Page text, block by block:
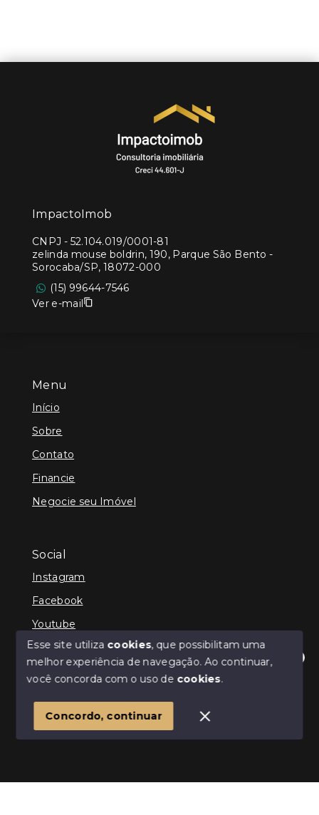
Menu
Início
Sobre
Contato
Financie
Negocie seu Imóvel
Social
Instagram
Facebook
Youtube
© Copyright 2026 - ImpactoImob - Todos os direitos
SITE PARA IMOBILIARIA
ImpactoImob
CNPJ - 52.104.019/0001-81
zelinda mouse boldrin, 190, Parque São Bento -
Sorocaba/SP, 18072-000
(15) 99644-7546
Ver e-mail
Olá! Estamos disponíveis para te ajudar.
Esse site utiliza cookies, que possibilitam uma
melhor experiência de navegação.Ao continuar,
você concorda com o uso de cookies.
Concordo, continuar